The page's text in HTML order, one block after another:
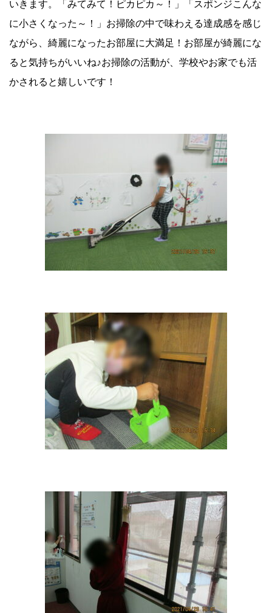
いきます。「みてみて！ピカピカ～！」「スポンジこんな
に小さくなった～！」お掃除の中で味わえる達成感を感じ
ながら、綺麗になったお部屋に大満足！お部屋が綺麗にな
ると気持ちがいいね♪お掃除の活動が、学校やお家でも活
かされると嬉しいです！